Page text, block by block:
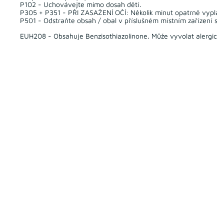
P102 - Uchovávejte mimo dosah dětí.
P305 + P351 - PŘI ZASAŽENÍ OČÍ: Několik minut opatrně
P501 - Odstraňte obsah / obal v příslušném místním zařízení
EUH208 - Obsahuje Benzisothiazolinone. Může vyvolat